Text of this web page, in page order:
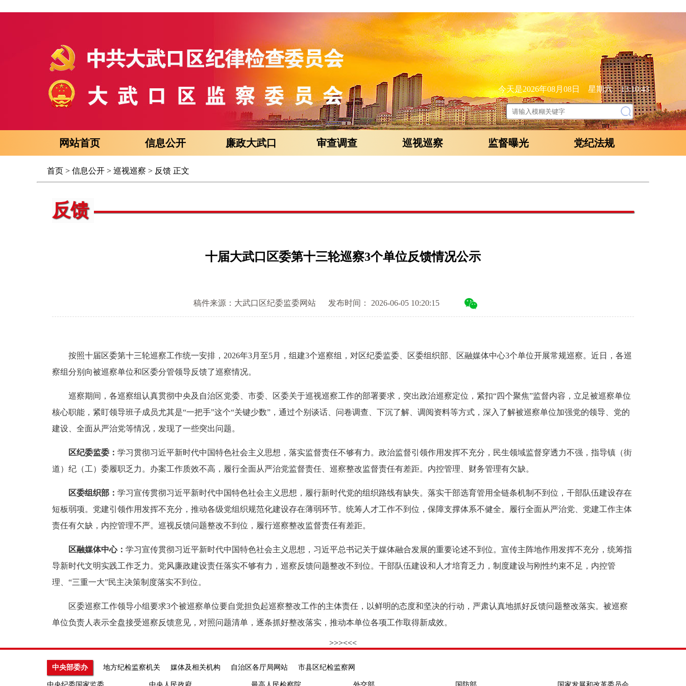
今天是2026年08月08日 星期六 13:10:44
网站首页 信息公开 廉政大武口 审查调查 巡视巡察 监督曝光 党纪法规
首页 > 信息公开 > 巡视巡察 > 反馈 正文
反馈
十届大武口区委第十三轮巡察3个单位反馈情况公示
稿件来源：大武口区纪委监委网站 发布时间： 2026-06-05 10:20:15
按照十届区委第十三轮巡察工作统一安排，2026年3月至5月，组建3个巡察组，对区纪委监委、区委组织部、区融媒体中心3个单位开展常规巡察。近日，各巡
察组分别向被巡察单位和区委分管领导反馈了巡察情况。
巡察期间，各巡察组认真贯彻中央及自治区党委、市委、区委关于巡视巡察工作的部署要求，突出政治巡察定位，紧扣“四个聚焦”监督内容，立足被巡察单位
核心职能，紧盯领导班子成员尤其是“一把手”这个“关键少数”，通过个别谈话、问卷调查、下沉了解、调阅资料等方式，深入了解被巡察单位加强党的领导、党的
建设、全面从严治党等情况，发现了一些突出问题。
区纪委监委： 学习贯彻习近平新时代中国特色社会主义思想，落实监督责任不够有力。政治监督引领作用发挥不充分，民生领域监督穿透力不强，指导镇（街
道）纪（工）委履职乏力。办案工作质效不高，履行全面从严治党监督责任、巡察整改监督责任有差距。内控管理、财务管理有欠缺。
区委组织部： 学习宣传贯彻习近平新时代中国特色社会主义思想，履行新时代党的组织路线有缺失。落实干部选育管用全链条机制不到位，干部队伍建设存在
短板弱项。党建引领作用发挥不充分，推动各级党组织规范化建设存在薄弱环节。统筹人才工作不到位，保障支撑体系不健全。履行全面从严治党、党建工作主体
责任有欠缺，内控管理不严。巡视反馈问题整改不到位，履行巡察整改监督责任有差距。
区融媒体中心： 学习宣传贯彻习近平新时代中国特色社会主义思想，习近平总书记关于媒体融合发展的重要论述不到位。宣传主阵地作用发挥不充分，统筹指
导新时代文明实践工作乏力。党风廉政建设责任落实不够有力，巡察反馈问题整改不到位。干部队伍建设和人才培育乏力，制度建设与刚性约束不足，内控管
理、“三重一大”民主决策制度落实不到位。
区委巡察工作领导小组要求3个被巡察单位要自觉担负起巡察整改工作的主体责任，以鲜明的态度和坚决的行动，严肃认真地抓好反馈问题整改落实。被巡察
单位负责人表示全盘接受巡察反馈意见，对照问题清单，逐条抓好整改落实，推动本单位各项工作取得新成效。
>>><<<
中央部委办 地方纪检监察机关 媒体及相关机构 自治区各厅局网站 市县区纪检监察网